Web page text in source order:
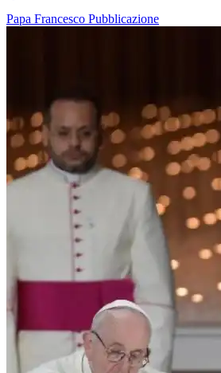
Papa Francesco Pubblicazione